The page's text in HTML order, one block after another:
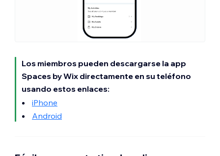
Los miembros pueden descargarse la app
Spaces by Wix directamente en su teléfono
usando estos enlaces:
iPhone
Android